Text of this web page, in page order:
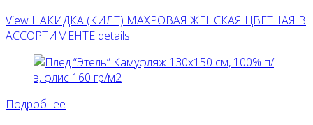
View НАКИДКА (КИЛТ) МАХРОВАЯ ЖЕНСКАЯ ЦВЕТНАЯ В
АССОРТИМЕНТЕ details
Подробнее